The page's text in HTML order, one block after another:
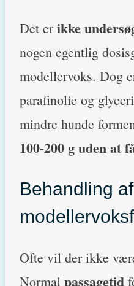
Det erikke
nogen egentlig
modellervoks. Dog
parafinolie og
mindre hunde
100-200 g uden at
Behandling af
Ofte vil der ikke
Normal passagetid